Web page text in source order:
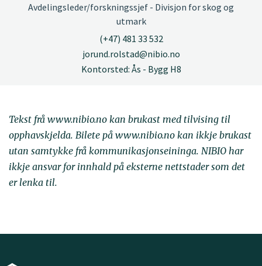
Avdelingsleder/forskningssjef - Divisjon for skog og
utmark
(+47) 481 33 532
jorund.rolstad@nibio.no
Kontorsted: Ås - Bygg H8
Tekst frå www.nibio.no kan brukast med tilvising til
opphavskjelda. Bilete på www.nibio.no kan ikkje brukast
utan samtykke frå kommunikasjonseininga. NIBIO har
ikkje ansvar for innhald på eksterne nettstader som det
er lenka til.